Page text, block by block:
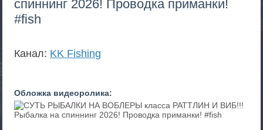
спиннинг 2026! Проводка приманки!
#fish
Канал: KK Fishing
Обложка видеоролика: